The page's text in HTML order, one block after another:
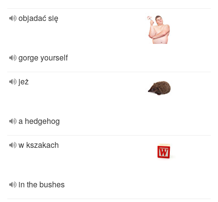
objadać się
gorge yourself
jeż
a hedgehog
w kszakach
in the bushes